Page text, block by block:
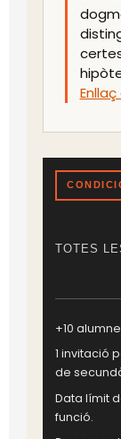
TOTES
+10
1 invitació
de
Data límit
funció.